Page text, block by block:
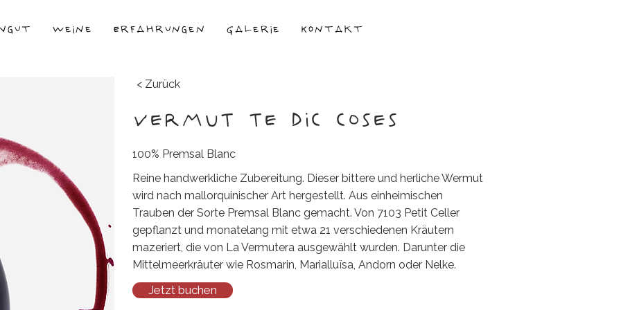
Weine Erfahrungen Galerie Kontakt
< Zurück
VERMUT TE DIC COSES
100% Premsal Blanc
Reine handwerkliche Zubereitung. Dieser bittere und herliche Wermut
wird nach mallorquinischer Art hergestellt. Aus einheimischen
Trauben der Sorte Premsal Blanc gemacht. Von 7103 Petit Celler
gepflanzt und monatelang mit etwa 21 verschiedenen Kräutern
mazeriert, die von La Vermutera ausgewählt wurden. Darunter die
Mittelmeerkräuter wie Rosmarin, Marialluïsa, Andorn oder Nelke.
Jetzt buchen